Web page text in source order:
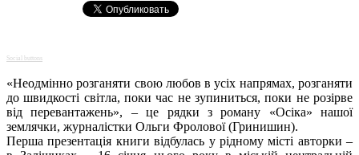
Social buttons
«Неодмінно розганяти свою любов в усіх напрямах, розганяти
до швидкості світла, поки час не зупиниться, поки не розірве
від перевантажень», – це рядки з роману «Осіка» нашої
землячки, журналістки Ольги Фролової (Гринишин).
Перша презентація книги відбулась у рідному місті авторки –